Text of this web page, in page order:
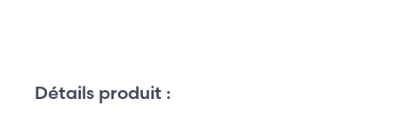
Détails produit :